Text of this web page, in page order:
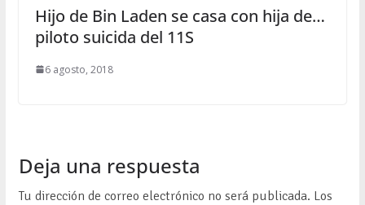
Hijo de Bin Laden se casa con hija de…
piloto suicida del 11S
6 agosto, 2018
Deja una respuesta
Tu dirección de correo electrónico no será publicada. Los